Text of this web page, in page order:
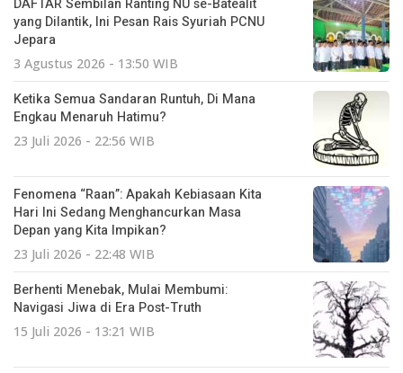
yang Dilantik, Ini Pesan Rais Syuriah PCNU
Jepara
3 Agustus 2026 - 13:50 WIB
Ketika Semua Sandaran Runtuh, Di Mana
Engkau Menaruh Hatimu?
23 Juli 2026 - 22:56 WIB
Fenomena “Raan”: Apakah Kebiasaan Kita
Hari Ini Sedang Menghancurkan Masa
Depan yang Kita Impikan?
23 Juli 2026 - 22:48 WIB
Berhenti Menebak, Mulai Membumi:
Navigasi Jiwa di Era Post-Truth
15 Juli 2026 - 13:21 WIB